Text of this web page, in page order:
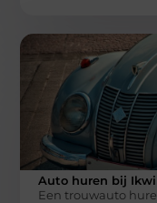
Auto huren bij
Een trouwauto